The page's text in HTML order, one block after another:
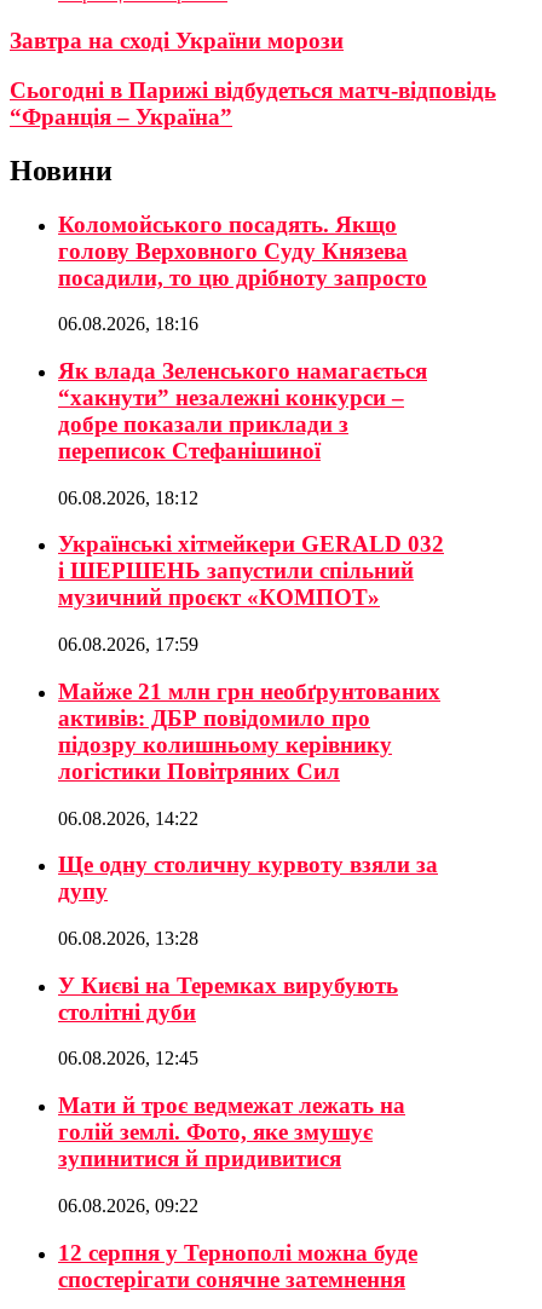
Завтра на сході України морози
Сьогодні в Парижі відбудеться матч-відповідь
“Франція – Україна”
Новини
Коломойського посадять. Якщо
голову Верховного Суду Князева
посадили, то цю дрібноту запросто
06.08.2026, 18:16
Як влада Зеленського намагається
“хакнути” незалежні конкурси –
добре показали приклади з
переписок Стефанішиної
06.08.2026, 18:12
Українські хітмейкери GERALD 032
і ШЕРШЕНЬ запустили спільний
музичний проєкт «КОМПОТ»
06.08.2026, 17:59
Майже 21 млн грн необґрунтованих
активів: ДБР повідомило про
підозру колишньому керівнику
логістики Повітряних Сил
06.08.2026, 14:22
Ще одну столичну курвоту взяли за
дупу
06.08.2026, 13:28
У Києві на Теремках вирубують
столітні дуби
06.08.2026, 12:45
Мати й троє ведмежат лежать на
голій землі. Фото, яке змушує
зупинитися й придивитися
06.08.2026, 09:22
12 серпня у Тернополі можна буде
спостерігати сонячне затемнення